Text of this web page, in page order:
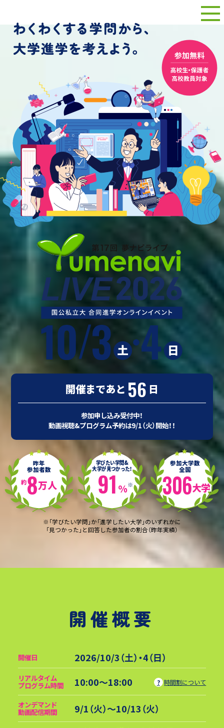
開催まであと 56 日
参加申し込み受付中！
動画視聴&プログラム予約は9/1（火）開始！！
昨年
参加者数
約8万人
学びたい学問&
大学が見つかった！
91 %※
参加大学数
全国
306大学
※「学びたい学問」か「進学したい大学」のいずれかに
「見つかった」と回答した参加者の割合（昨年実績）
開催概要
開催日 2026/10/3（土）・4（日）
リアルタイム
プログラム時間 10:00～18:00 時間割について
オンデマンド
動画配信期間 9/1（火）〜10/13（火）